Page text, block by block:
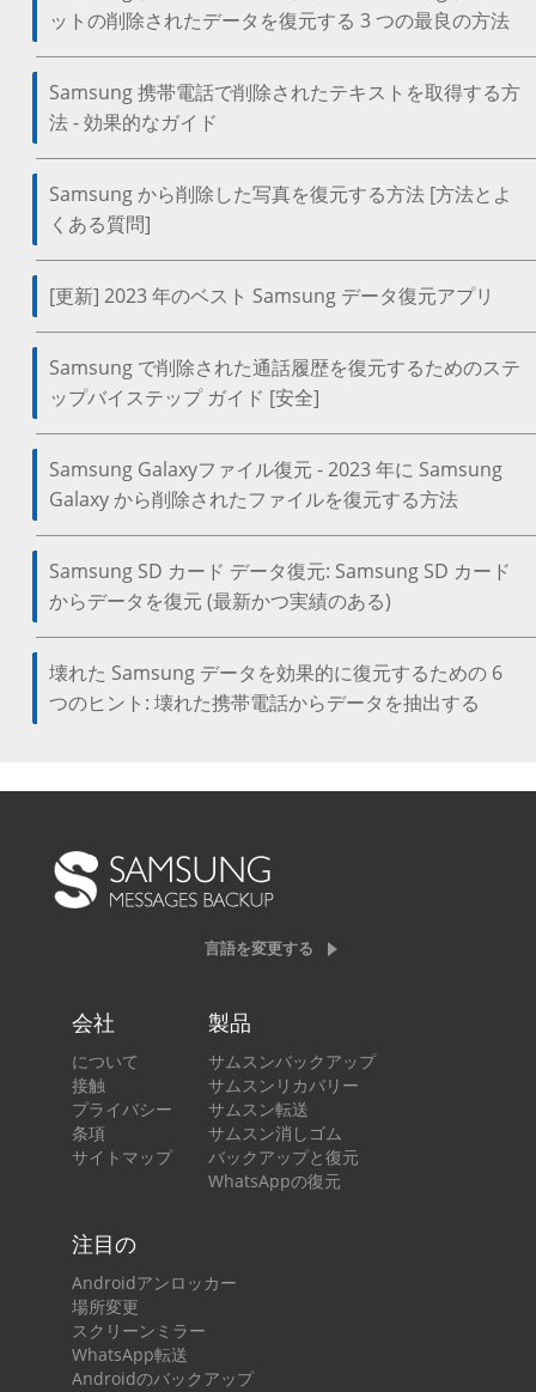
ットの削除されたデータを復元する 3 つの最良の方法
Samsung 携帯電話で削除されたテキストを取得する方
法 - 効果的なガイド
Samsung から削除した写真を復元する方法 [方法とよ
くある質問]
[更新] 2023 年のベスト Samsung データ復元アプリ
Samsung で削除された通話履歴を復元するためのステ
ップバイステップ ガイド [安全]
Samsung Galaxyファイル復元 - 2023 年に Samsung
Galaxy から削除されたファイルを復元する方法
Samsung SD カード データ復元: Samsung SD カード
からデータを復元 (最新かつ実績のある)
壊れた Samsung データを効果的に復元するための 6
つのヒント: 壊れた携帯電話からデータを抽出する
言語を変更する
会社
について
接触
プライバシー
条項
サイトマップ
製品
サムスンバックアップ
サムスンリカバリー
サムスン転送
サムスン消しゴム
バックアップと復元
WhatsAppの復元
注目の
Androidアンロッカー
場所変更
スクリーンミラー
WhatsApp転送
Androidのバックアップ